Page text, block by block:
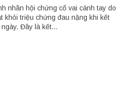
nhân hội chứng cổ vai cánh tay do
khỏi triệu chứng đau nặng khi kết
Đây là kết...